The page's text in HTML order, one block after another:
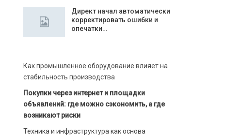
Директ начал автоматически
корректировать ошибки и
опечатки…
Как промышленное оборудование влияет на
стабильность производства
Покупки через интернет и площадки
объявлений: где можно сэкономить, а где
возникают риски
Техника и инфраструктура как основа